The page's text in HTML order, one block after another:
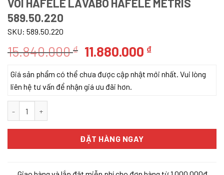
VÒI HAFELE LAVABO HAFELE METRIS
589.50.220
SKU: 589.50.220
15.840.000₫ Giá
là:
15.840.000 ₫.
11.880.000 ₫Giá
tại
Giá sản phẩm có thể chưa được cập nhật mới nhất. Vui lòng
liên hệ tư vấn để nhận giá ưu đãi hơn.
ĐẶT HÀNG NGAY